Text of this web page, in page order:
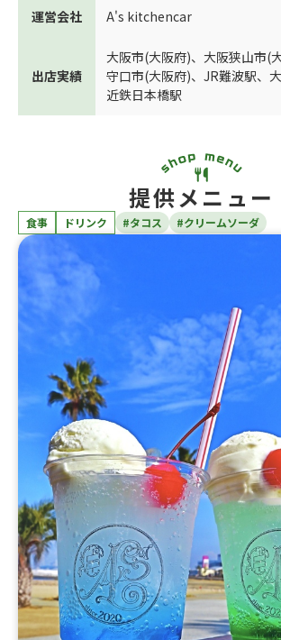
運営会社 A's kitchencar
出店実績
大阪市(大阪府)、 大阪狭山市(
守口市(大阪府)、 JR難波駅、
近鉄日本橋駅
提供メニュー
食事 ドリンク #タコス #クリームソーダ